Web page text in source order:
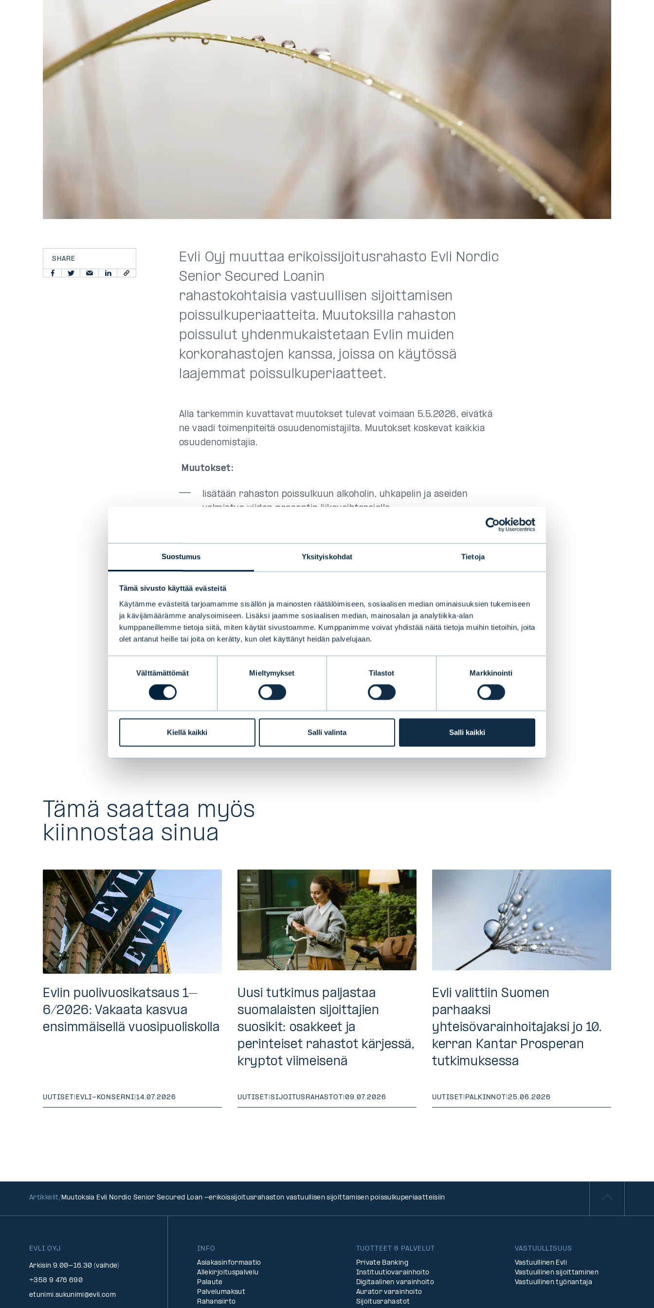
Suostumus Yksityiskohdat Tietoja
Tämä sivusto käyttää evästeitä
Käytämme evästeitä tarjoamamme sisällön ja mainosten räätälöimiseen, sosiaalisen median ominaisuuksien tukemiseen
ja kävijämäärämme analysoimiseen. Lisäksi jaamme sosiaalisen median, mainosalan ja analytiikka-alan
kumppaneillemme tietoja siitä, miten käytät sivustoamme. Kumppanimme voivat yhdistää näitä tietoja muihin tietoihin, joita
olet antanut heille tai joita on kerätty, kun olet käyttänyt heidän palvelujaan.
Välttämättömät Mieltymykset Tilastot Markkinointi
Kiellä kaikki Salli valinta Salli kaikki
SHARE
Evli Oyj muuttaa erikoissijoitusrahasto Evli Nordic
Senior Secured Loanin
rahastokohtaisia vastuullisen sijoittamisen
poissulkuperiaatteita. Muutoksilla rahaston
poissulut yhdenmukaistetaan Evlin muiden
korkorahastojen kanssa, joissa on käytössä
laajemmat poissulkuperiaatteet.
Alla tarkemmin kuvattavat muutokset tulevat voimaan 5.5.2026, eivätkä
ne vaadi toimenpiteitä osuudenomistajilta. Muutokset koskevat kaikkia
osuudenomistajia.
Muutokset:
lisätään rahaston poissulkuun alkoholin, uhkapelin ja aseiden
valmistus viiden prosentin liikevaihtorajalla
lisätään poissulkuun fossiilisten polttoaineiden louhinta, talteenotto,
kaivaminen ja jalostus viiden prosentin liikevaihtorajalla.
Edellä mainitut muutokset eivät vaikuta rahaston nykyisiin sijoituksiin, ja
niiden vaikutus rahaston sijoitustoimintaan arvioidaan olevan hyvin
marginaalinen.
Rahastojen päivitetyt poissulkuperiaatteet ovat saatavilla 5.5.2026
mennessä osoitteesta evli.com tai Evlin Sijoittajapalvelusta.
Tämä saattaa myös
kiinnostaa sinua
Evlin puolivuosikatsaus 1–
6/2026: Vakaata kasvua
ensimmäisellä vuosipuoliskolla
UUTISET | EVLI-KONSERNI|14.07.2026
Uusi tutkimus paljastaa
suomalaisten sijoittajien
suosikit: osakkeet ja
perinteiset rahastot kärjessä,
kryptot viimeisenä
UUTISET |SIJOITUSRAHASTOT |09.07.2026
Evli valittiin Suomen
parhaaksi
yhteisövarainhoitajaksi jo 10.
kerran Kantar Prosperan
tutkimuksessa
UUTISET | PALKINNOT |25.06.2026
Artikkelit Muutoksia Evli Nordic Senior Secured Loan -erikoissijoitusrahaston vastuullisen sijoittamisen poissulkuperiaatteisiin
EVLI OYJ
Arkisin 9.00–16.30 (vaihde)
+358 9 476 690
etunimi.sukunimi@evli.com
INFO
Asiakasinformaatio
Allekirjoituspalvelu
Palaute
Palvelumaksut
Rahansiirto
TUOTTEET & PALVELUT
Private Banking
Instituutiovarainhoito
Digitaalinen varainhoito
Aurator varainhoito
Sijoitusrahastot
VASTUULLISUUS
Vastuullinen Evli
Vastuullinen sijoittaminen
Vastuullinen työnantaja